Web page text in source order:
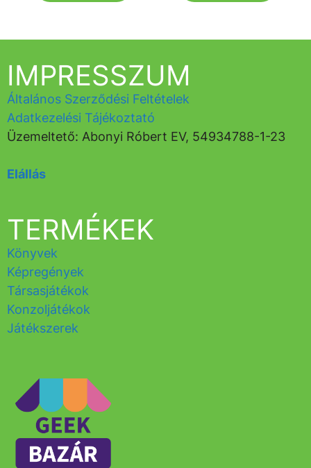
TERMÉKEK
Könyvek
Képregények
Társasjátékok
Konzoljátékok
Játékszerek
IMPRESSZUM
Általános Szerződési Feltételek
Adatkezelési Tájékoztató
Üzemeltető: Abonyi Róbert EV, 54934788-1-23
Elállás